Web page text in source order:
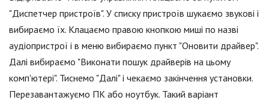
"Диспетчер пристроїв". У списку пристроїв шукаємо звукові і
вибираємо їх. Клацаємо правою кнопкою миші по назві
аудіопристрої і в меню вибираємо пункт "Оновити драйвер".
Далі вибираємо "Виконати пошук драйверів на цьому
комп'ютері". Тиснемо "Далі" і чекаємо закінчення установки.
Перезавантажуємо ПК або ноутбук. Такий варіант